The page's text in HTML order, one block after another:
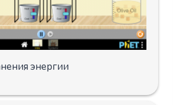
энергии